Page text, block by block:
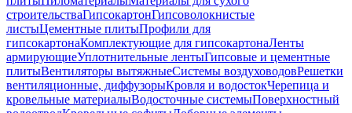
строительстваГипсокартонГипсоволокнистые
листыЦементные плитыПрофили для
гипсокартонаКомплектующие для гипсокартонаЛенты
армирующиеУплотнительные лентыГипсовые и цементные
плитыВентиляторы вытяжныеСистемы воздуховодовРешетки
вентиляционные, диффузорыКровля и водостокЧерепица и
кровельные материалыВодосточные системыПоверхностный